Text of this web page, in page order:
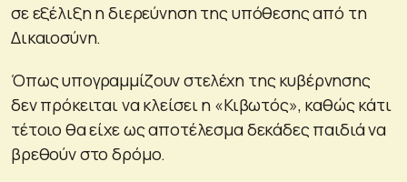
σε εξέλιξη η διερεύνηση της υπόθεσης από τη
Δικαιοσύνη.
Όπως υπογραμμίζουν στελέχη της κυβέρνησης
δεν πρόκειται να κλείσει η «Κιβωτός», καθώς κάτι
τέτοιο θα είχε ως αποτέλεσμα δεκάδες παιδιά να
βρεθούν στο δρόμο.